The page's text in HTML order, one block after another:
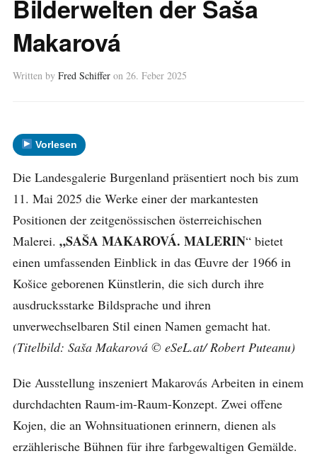
Bilderwelten der Saša
Makarová
Written by Fred Schiffer on 26. Feber 2025
Vorlesen
Die Landesgalerie Burgenland präsentiert noch bis zum
11. Mai 2025 die Werke einer der markantesten
Positionen der zeitgenössischen österreichischen
Malerei. „SAŠA MAKAROVÁ. MALERIN“ bietet
einen umfassenden Einblick in das Œuvre der 1966 in
Košice geborenen Künstlerin, die sich durch ihre
ausdrucksstarke Bildsprache und ihren
unverwechselbaren Stil einen Namen gemacht hat.
(Titelbild: Saša Makarová © eSeL.at/ Robert Puteanu)
Die Ausstellung inszeniert Makarovás Arbeiten in einem
durchdachten Raum-im-Raum-Konzept. Zwei offene
Kojen, die an Wohnsituationen erinnern, dienen als
erzählerische Bühnen für ihre farbgewaltigen Gemälde.